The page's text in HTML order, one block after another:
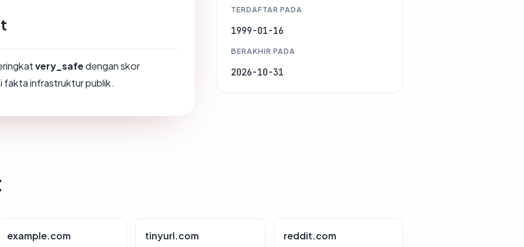
very_safedengan skor
fakta infrastruktur publik.
TERDAFTAR PADA
1999-01-16
BERAKHIR PADA
2026-10-31
example.com tinyurl.com reddit.com